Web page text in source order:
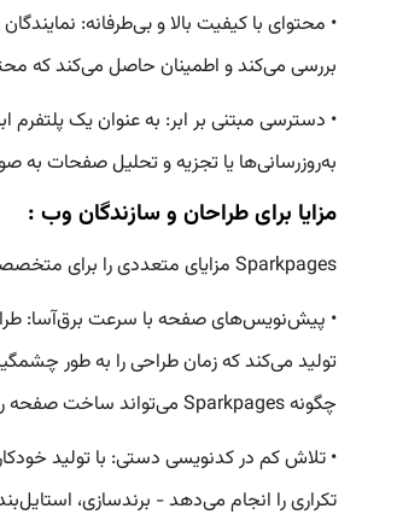
بررسی می‌کند و اطمینان حاصل می‌کند که
به‌روزرسانی‌ها یا تجزیه و تحلیل صفحات به
مزایا برای طراحان و سازندگان وب :
Sparkpages مزایای متعددی را برای متخصصانی که محتوای وب تولید می‌کنند، فراهم می‌کند:
• پیش‌نویس‌های صفحه با سرعت برق‌آسا:
چگونه Sparkpages می‌تواند ساخت صفحه روتین را در عرض چند دقیقه انجام دهد.
تکراری را انجام می‌دهد - برندسازی،